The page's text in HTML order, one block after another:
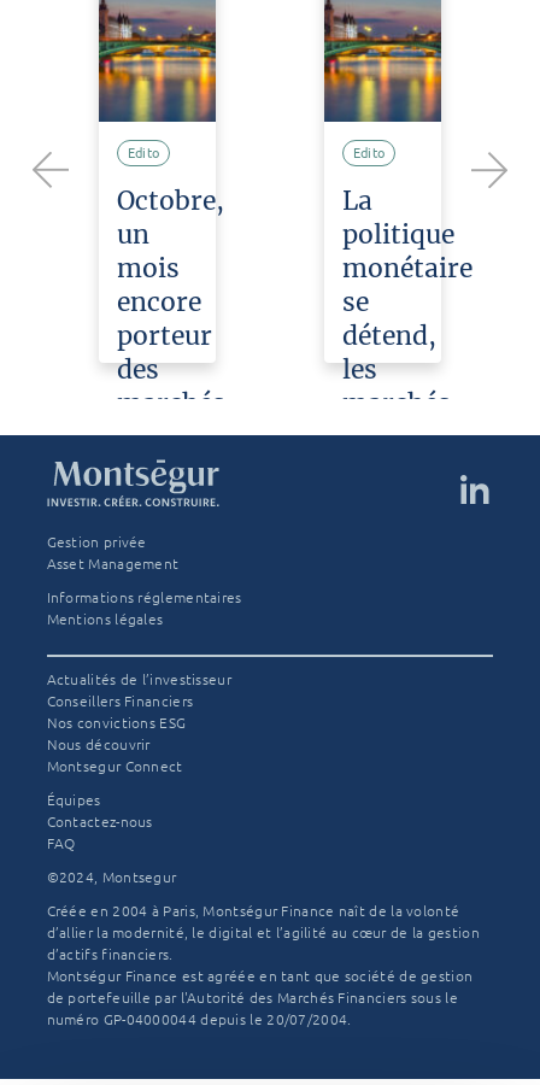
Edito
Octobre,
un
mois
encore
porteur
des
marchés
actions
en
2025
L'équipe
Montségur
Edito
La
politique
monétaire
se
détend,
les
marchés
en
Gestion privée
Asset Management
Informations réglementaires
Mentions légales
Actualités de l’investisseur
Conseillers Financiers
Nos convictions ESG
Nous découvrir
Montsegur Connect
Équipes
Contactez-nous
FAQ
©2024, Montsegur
Créée en 2004 à Paris, Montségur Finance naît de la volonté
d’allier la modernité, le digital et l’agilité au cœur de la gestion
d’actifs financiers.
Montségur Finance est agréée en tant que société de gestion
de portefeuille par l'Autorité des Marchés Financiers sous le
numéro GP-04000044 depuis le 20/07/2004.